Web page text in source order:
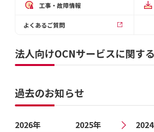
工事・故障情報
よくあるご質問
法人向けOCNサービスに関す
過去のお知らせ
2026年 2025年